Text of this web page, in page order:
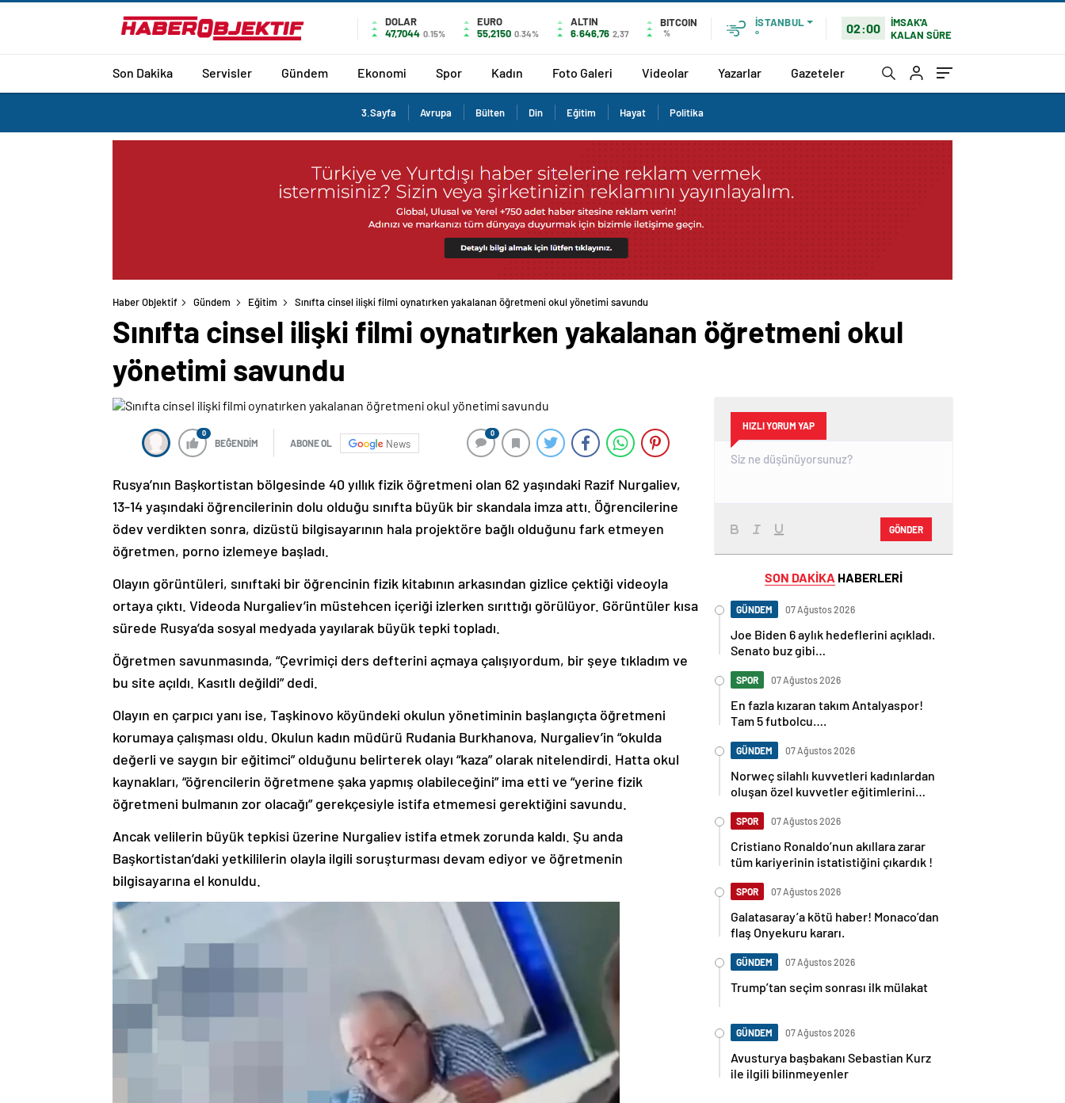
DOLAR
47,7044 0.15%
EURO
55,2150 0.34%
ALTIN
6.646,76 2,37
BITCOIN
%
İSTANBUL
°
02:00
İMSAK'A
KALAN SÜRE
Son Dakika Servisler Gündem Ekonomi Spor Kadın Foto Galeri Videolar Yazarlar Gazeteler
3.Sayfa Avrupa Bülten Din Eğitim Hayat Politika
Haber Objektif Gündem Eğitim Sınıfta cinsel ilişki filmi oynatırken yakalanan öğretmeni okul yönetimi savundu
Sınıfta cinsel ilişki filmi oynatırken yakalanan öğretmeni okul
yönetimi savundu
0
BEĞENDİM ABONE OL News
0
Rusya’nın Başkortistan bölgesinde 40 yıllık fizik öğretmeni olan 62 yaşındaki Razif Nurgaliev,
13-14 yaşındaki öğrencilerinin dolu olduğu sınıfta büyük bir skandala imza attı. Öğrencilerine
ödev verdikten sonra, dizüstü bilgisayarının hala projektöre bağlı olduğunu fark etmeyen
öğretmen, porno izlemeye başladı.
Olayın görüntüleri, sınıftaki bir öğrencinin fizik kitabının arkasından gizlice çektiği videoyla
ortaya çıktı. Videoda Nurgaliev’in müstehcen içeriği izlerken sırıttığı görülüyor. Görüntüler kısa
sürede Rusya’da sosyal medyada yayılarak büyük tepki topladı.
Öğretmen savunmasında, “Çevrimiçi ders defterini açmaya çalışıyordum, bir şeye tıkladım ve
bu site açıldı. Kasıtlı değildi” dedi.
Olayın en çarpıcı yanı ise, Taşkinovo köyündeki okulun yönetiminin başlangıçta öğretmeni
korumaya çalışması oldu. Okulun kadın müdürü Rudania Burkhanova, Nurgaliev’in “okulda
değerli ve saygın bir eğitimci” olduğunu belirterek olayı “kaza” olarak nitelendirdi. Hatta okul
kaynakları, “öğrencilerin öğretmene şaka yapmış olabileceğini” ima etti ve “yerine fizik
öğretmeni bulmanın zor olacağı” gerekçesiyle istifa etmemesi gerektiğini savundu.
Ancak velilerin büyük tepkisi üzerine Nurgaliev istifa etmek zorunda kaldı. Şu anda
Başkortistan’daki yetkililerin olayla ilgili soruşturması devam ediyor ve öğretmenin
bilgisayarına el konuldu.
HIZLI YORUM YAP
GÖNDER
SON DAKİKA HABERLERİ
GÜNDEM 07 Ağustos 2026
Joe Biden 6 aylık hedeflerini açıkladı.
Senato buz gibi…
SPOR 07 Ağustos 2026
En fazla kızaran takım Antalyaspor!
Tam 5 futbolcu….
GÜNDEM 07 Ağustos 2026
Norweç silahlı kuvvetleri kadınlardan
oluşan özel kuvvetler eğitimlerini
SPOR 07 Ağustos 2026
Cristiano Ronaldo’nun akıllara zarar
tüm kariyerinin istatistiğini çıkardık !
SPOR 07 Ağustos 2026
Galatasaray’a kötü haber! Monaco’dan
flaş Onyekuru kararı.
GÜNDEM 07 Ağustos 2026
Trump’tan seçim sonrası ilk mülakat
GÜNDEM 07 Ağustos 2026
Avusturya başbakanı Sebastian Kurz
ile ilgili bilinmeyenler